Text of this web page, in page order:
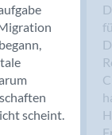
scheint.